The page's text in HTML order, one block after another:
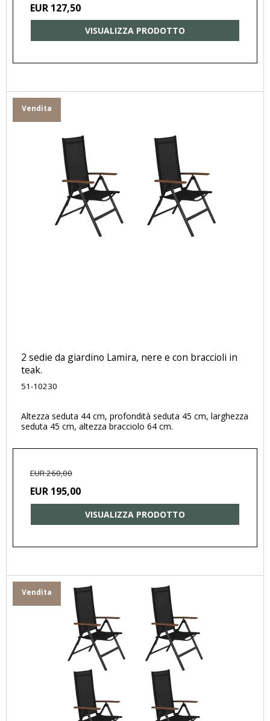
EUR 127,50
VISUALIZZA PRODOTTO
Vendita
2 sedie da giardino Lamira, nere e con braccioli in
teak.
51-10230
Altezza seduta 44 cm, profondità seduta 45 cm, larghezza
seduta 45 cm, altezza bracciolo 64 cm.
EUR 260,00
EUR 195,00
VISUALIZZA PRODOTTO
Vendita